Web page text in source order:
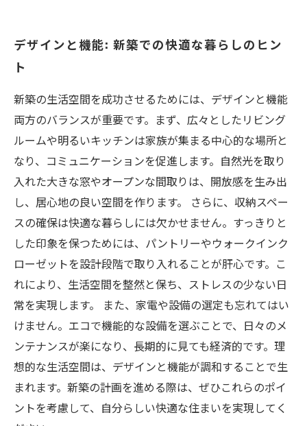
デザインと機能: 新築での快適な暮らしのヒン
ト
新築の生活空間を成功させるためには、デザインと機能
両方のバランスが重要です。まず、広々としたリビング
ルームや明るいキッチンは家族が集まる中心的な場所と
なり、コミュニケーションを促進します。自然光を取り
入れた大きな窓やオープンな間取りは、開放感を生み出
し、居心地の良い空間を作ります。 さらに、収納スペー
スの確保は快適な暮らしには欠かせません。すっきりと
した印象を保つためには、パントリーやウォークインク
ローゼットを設計段階で取り入れることが肝心です。こ
れにより、生活空間を整然と保ち、ストレスの少ない日
常を実現します。 また、家電や設備の選定も忘れてはい
けません。エコで機能的な設備を選ぶことで、日々のメ
ンテナンスが楽になり、長期的に見ても経済的です。理
想的な生活空間は、デザインと機能が調和することで生
まれます。新築の計画を進める際は、ぜひこれらのポイ
ントを考慮して、自分らしい快適な住まいを実現してく